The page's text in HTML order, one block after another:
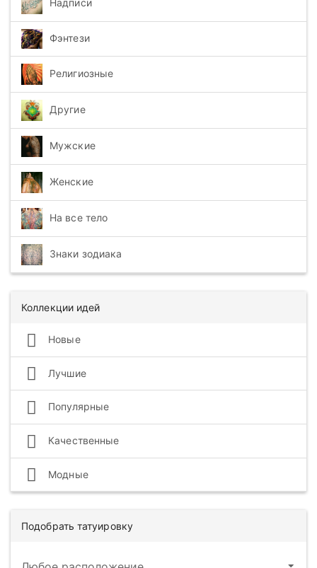
Фэнтези
Религиозные
Другие
Мужские
Женские
На все тело
Знаки зодиака
Коллекции идей
Новые
Лучшие
Популярные
Качественные
Модные
Подобрать татуировку